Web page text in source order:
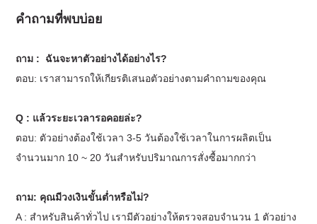
คำถามที่พบบ่อย
ถาม : ฉันจะหาตัวอย่างได้อย่างไร?
ตอบ: เราสามารถให้เกียรติเสนอตัวอย่างตามคำถามของคุณ
Q : แล้วระยะเวลารอคอยล่ะ?
ตอบ: ตัวอย่างต้องใช้เวลา 3-5 วันต้องใช้เวลาในการผลิตเป็น
จำนวนมาก 10 ~ 20 วันสำหรับปริมาณการสั่งซื้อมากกว่า
ถาม: คุณมีวงเงินขั้นต่ำหรือไม่?
A : สำหรับสินค้าทั่วไป เรามีตัวอย่างให้ตรวจสอบจำนวน 1 ตัวอย่าง